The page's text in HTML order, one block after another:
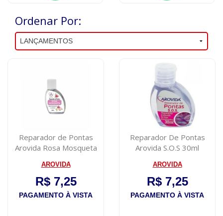
Ordenar Por:
Reparador de Pontas
Arovida Rosa Mosqueta
AROVIDA
R$ 7,25
PAGAMENTO À VISTA
Reparador De Pontas
Arovida S.O.S 30ml
AROVIDA
R$ 7,25
PAGAMENTO À VISTA